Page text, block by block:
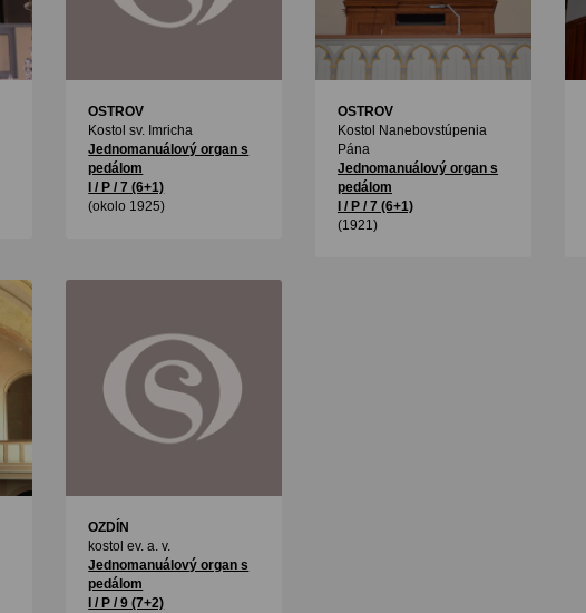
OSTROV
Kostol sv. Imricha
Jednomanuálový organ s
pedálom
I / P / 7 (6+1)
(okolo 1925)
OSTROV
Kostol Nanebovstúpenia
Pána
Jednomanuálový organ s
pedálom
I / P / 7 (6+1)
(1921)
OZDÍN
kostol ev. a. v.
Jednomanuálový organ s
pedálom
I / P / 9 (7+2)